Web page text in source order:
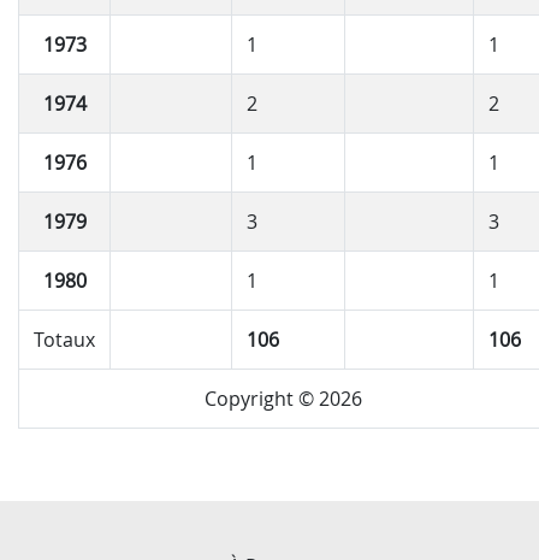
1973 1 1
1974 2 2
1976 1 1
1979 3 3
1980 1 1
Totaux 106 106
Copyright © 2026